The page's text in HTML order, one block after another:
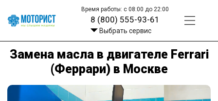
Время работы: с 08:00 до 22:00
8 (800) 555-93-61
Выбрать сервис
Замена масла в двигателе Ferrari
(Феррари) в Москве